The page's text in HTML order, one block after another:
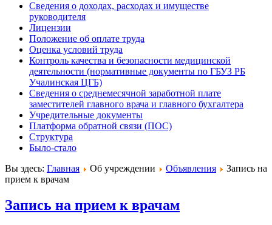
Сведения о доходах, расходах и имуществе
руководителя
Лицензии
Положение об оплате труда
Оценка условий труда
Контроль качества и безопасности медицинской
деятельности (нормативные документы по ГБУЗ РБ
Учалинская ЦГБ)
Сведения о среднемесячной заработной плате
заместителей главного врача и главного бухгалтера
Учредительные документы
Платформа обратной связи (ПОС)
Структура
Было-стало
Вы здесь: Главная Об учреждении Объявления
Запись на
прием к врачам
Запись на прием к врачам